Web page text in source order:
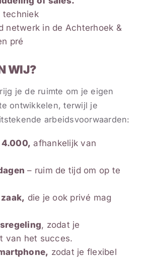
techniek
netwerk in de Achterhoek &
pré
WIJ?
je de ruimte om je eigen
ontwikkelen, terwijl je
arbeidsvoorwaarden:
4.000, afhankelijk van
– ruim de tijd om op te
die je ook privé mag
, zodat je
van het succes.
zodat je flexibel